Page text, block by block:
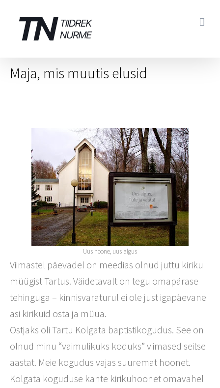
content
Maja, mis muutis elusid
Uus hoone, uus algus
Viimastel päevadel on meedias olnud juttu kiriku
müügist Tartus. Väidetavalt on tegu omapärase
tehinguga – kinnisvaraturul ei ole just igapäevane
asi kirikuid osta ja müüa.
Ostjaks oli Tartu Kolgata baptistikogudus. See on
olnud minu “vaimulikuks koduks” viimased seitse
aastat. Meie kogudus vajas suuremat hoonet.
Kolgata koguduse kahte kirikuhoonet omavahel